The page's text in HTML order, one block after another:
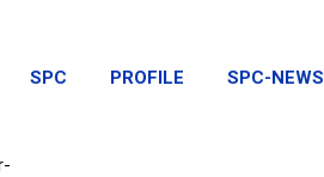
SPC PROFILE SPC-NEWS